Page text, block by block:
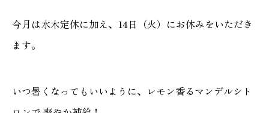
今月は水木定休に加え、14日（火）にお休みをいただき
ます。
いつ暑くなってもいいように、レモン香るマンデルシト